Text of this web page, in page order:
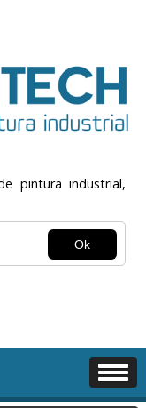
pintura industrial,